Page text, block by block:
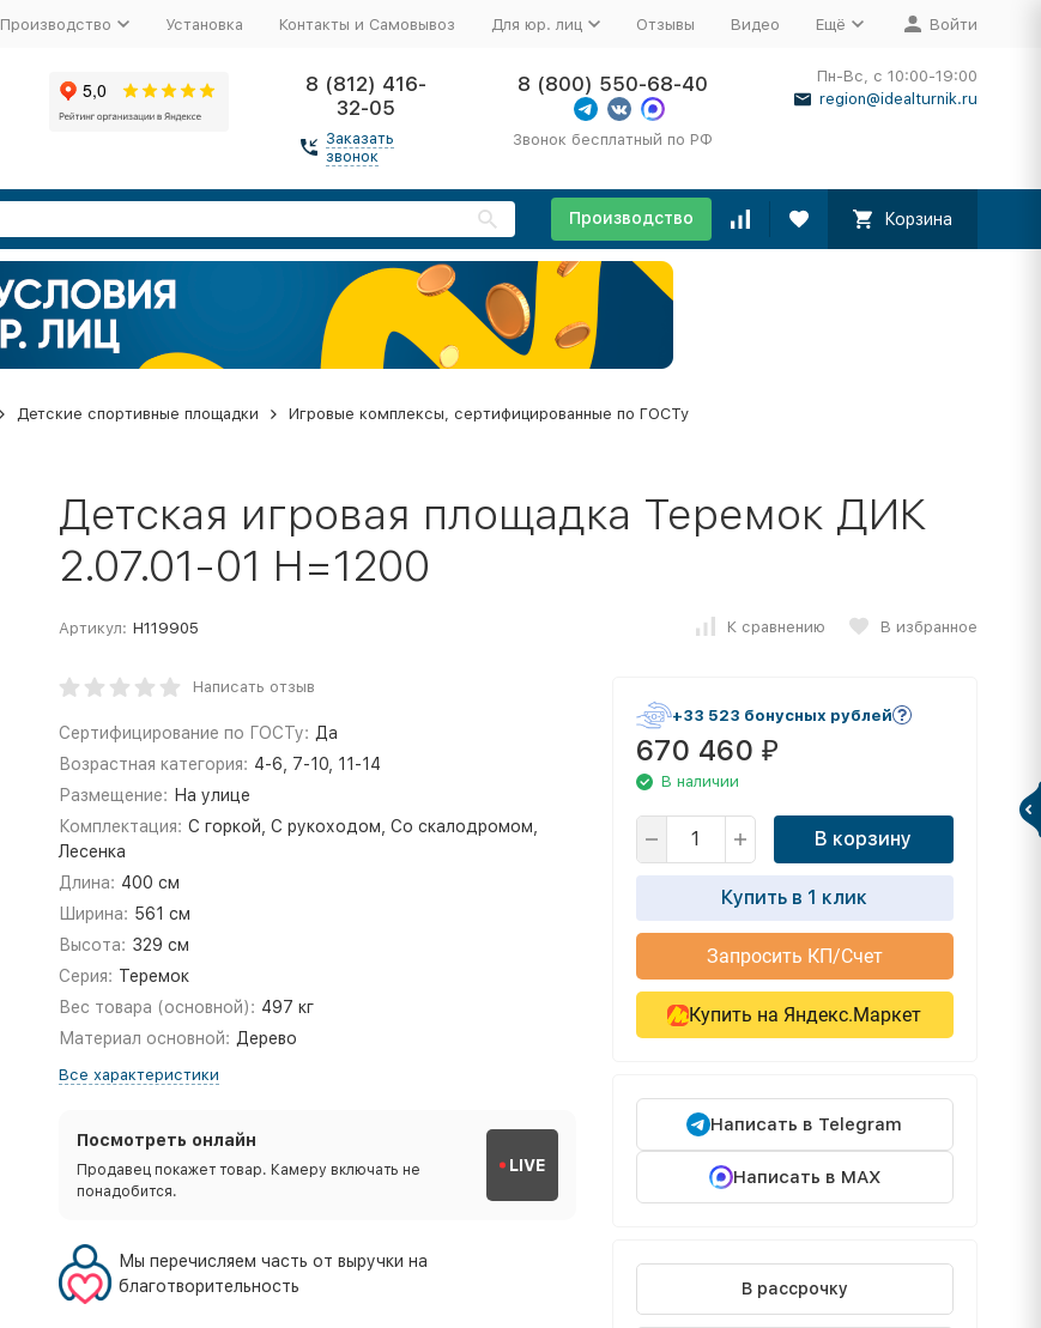
Производство Установка Контакты и Самовывоз Для юр. лиц Отзывы Видео Ещё Войти
8 (812) 416-
32-05
Заказать
звонок
8 (800) 550-68-40
Звонок бесплатный по РФ
Пн-Вс, с 10:00-19:00
region@idealturnik.ru
Производство Корзина
Детские спортивные площадки
Игровые комплексы, сертифицированные по ГОСТу
Детская игровая площадка Теремок ДИК
2.07.01-01 H=1200
Артикул: Н119905 К сравнению В избранное
Написать отзыв
Сертифицирование по ГОСТу: Да
Возрастная категория: 4-6, 7-10, 11-14
Размещение: На улице
Комплектация: С горкой, С рукоходом, Со скалодромом,
Лесенка
Длина: 400 см
Ширина: 561 см
Высота: 329 см
Серия: Теремок
Вес товара (основной): 497 кг
Материал основной: Дерево
Все характеристики
Посмотреть онлайн
Продавец покажет товар. Камеру включать не
понадобится.
LIVE
Мы перечисляем часть от выручки на
благотворительность
+33 523 бонусных рублей
670 460 ₽
В наличии
В корзину
Купить в 1 клик
Запросить КП/Счет
Купить на Яндекс.Маркет
Написать в Telegram
Написать в MAX
В рассрочку